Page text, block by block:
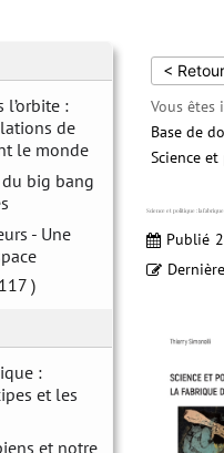
l’orbite :
de
le monde
big bang
- Une
)
:
et les
et notre
< Retour
Vous êtes
Base de
Science
Science et politique : la
Publié